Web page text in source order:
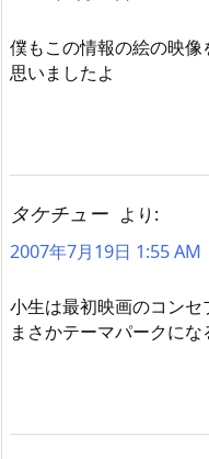
僕もこの情報の絵の映像
思いましたよ
タケチュー より:
2007年7月19日 1:55 AM
小生は最初映画のコンセ
まさかテーマパークにな